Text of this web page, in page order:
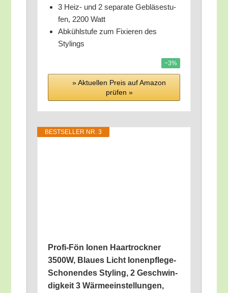
3 Heiz- und 2 sepa­ra­te Geblä­se­stu­
fen, 2200 Watt
Abkühl­stu­fe zum Fixie­ren des
Stylings
−3%
» Aktu­el­len Preis auf Ama­zon
prü­fen »
BEST­SEL­LER NR. 3
Pro­fi-Fön Ionen Haar­trock­ner
3500W, Blau­es Licht Ionen­pfle­ge-
Scho­nen­des Sty­ling, 2 Geschwin­
dig­keit 3 Wär­me­ein­stel­lun­gen,